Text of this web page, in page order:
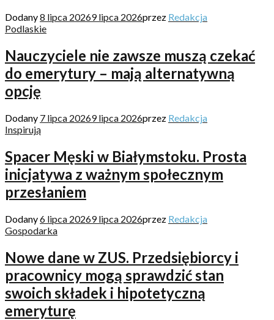
Dodany8 lipca 20269 lipca 2026przez Redakcja
Podlaskie
Nauczyciele nie zawsze muszą czekać
do emerytury – mają alternatywną
opcję
Dodany 7 lipca 20269 lipca 2026przez Redakcja
Inspirują
Spacer Męski w Białymstoku. Prosta
inicjatywa z ważnym społecznym
przesłaniem
Dodany6 lipca 20269 lipca 2026przez Redakcja
Gospodarka
Nowe dane w ZUS. Przedsiębiorcy i
pracownicy mogą sprawdzić stan
swoich składek i hipotetyczną
emeryturę